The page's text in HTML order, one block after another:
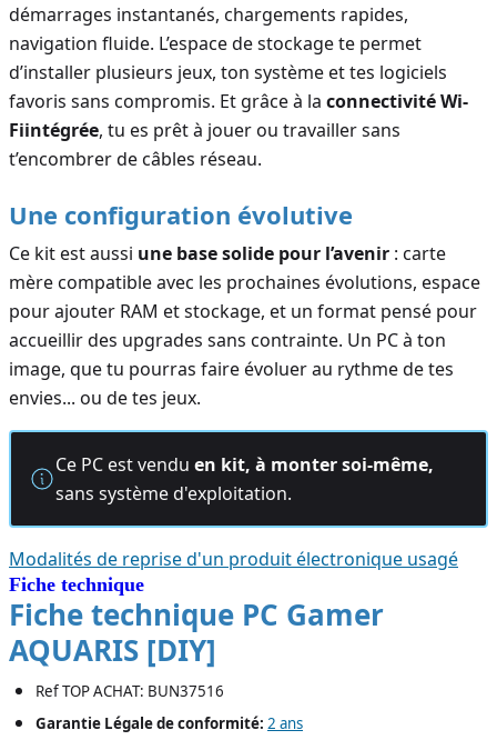
Fiche technique
démarrages instantanés, chargements rapides,
navigation fluide. L’espace de stockage te permet
d’installer plusieurs jeux, ton système et tes logiciels
favoris sans compromis. Et grâce à la connectivité Wi-
Fiintégrée, tu es prêt à jouer ou travailler sans
t’encombrer de câbles réseau.
Une configuration évolutive
Ce kit est aussi une base solide pour l’avenir : carte
mère compatible avec les prochaines évolutions, espace
pour ajouter RAM et stockage, et un format pensé pour
accueillir des upgrades sans contrainte. Un PC à ton
image, que tu pourras faire évoluer au rythme de tes
envies... ou de tes jeux.
Ce PC est vendu en kit, à monter soi-même,
sans système d'exploitation.
Modalités de reprise d'un produit électronique usagé
Fiche technique PC Gamer
AQUARIS [DIY]
Ref TOP ACHAT: BUN37516
Garantie Légale de conformité: 2 ans